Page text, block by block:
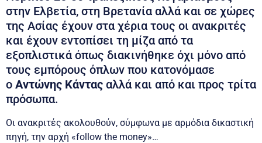
στην Ελβετία, στη Βρετανία αλλά και σε χώρες
της Ασίας έχουν στα χέρια τους οι ανακριτές
και έχουν εντοπίσει τη μίζα από τα
εξοπλιστικά όπως διακινήθηκε όχι μόνο από
τους εμπόρους όπλων που κατονόμασε
ο Αντώνης Κάντας αλλά και από και προς τρίτα
πρόσωπα.
Οι ανακριτές ακολουθούν, σύμφωνα με αρμόδια δικαστική
πηγή, την αρχή «follow the money»…